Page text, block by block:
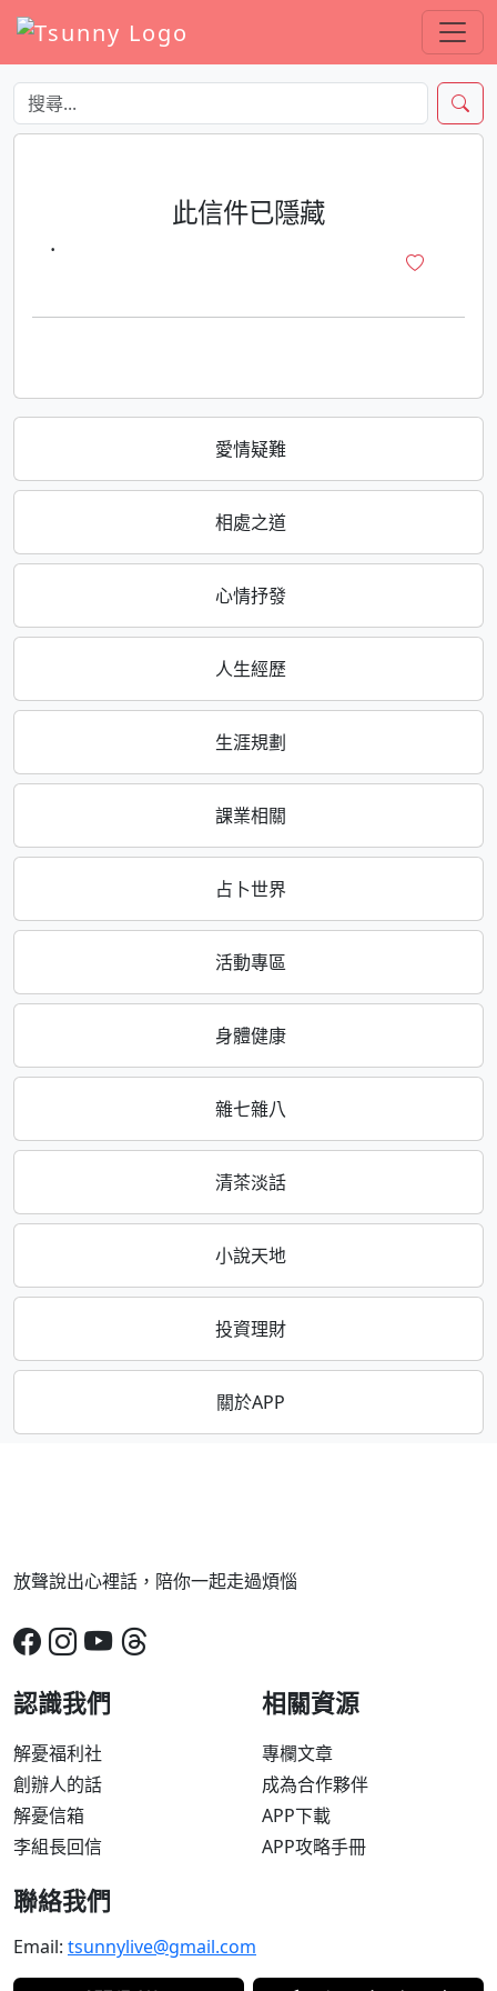
愛情疑難
相處之道
心情抒發
人生經歷
生涯規劃
課業相關
占卜世界
活動專區
身體健康
雜七雜八
清茶淡話
小說天地
投資理財
關於APP
此信件已隱藏
·
放聲說出心裡話，陪你一起走過煩惱
認識我們
解憂福利社
創辦人的話
解憂信箱
李組長回信
相關資源
專欄文章
成為合作夥伴
APP下載
APP攻略手冊
聯絡我們
Email: tsunnylive@gmail.com